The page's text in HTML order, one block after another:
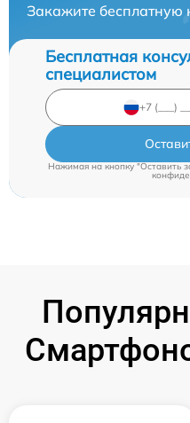
Закажите бесплатную
Бесплатная
специалистом
Нажимая на кнопку "Оставить